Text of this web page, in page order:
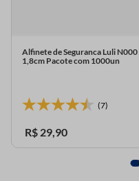
Alfinete de Seguranca Luli N000
1,8cm Pacote com 1000un
(7)
R$ 29,90